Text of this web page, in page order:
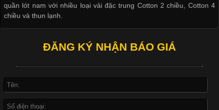
Khám Phá Áo Phông Trang Phục Phổ Biến Nhất Hiện Nay
Áo phông là một trong những trang phục phổ biến nhất trong
Không chỉ xuất hiện trong thời trang thường ngày, áo phông còn
được ứng dụng rộng rãi trong ngành sản xuất may mặc, đặc
biệt là các sản phẩm từ vải thun. Hiện nay,
quần lót nam với nhiều loại vải đặc trung Cotton 2 chiều, Cotton 4
chiều và thun lạnh.
ĐĂNG KÝ NHẬN BÁO GIÁ